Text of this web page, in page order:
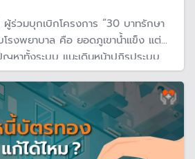
วมบุกเบิกโครงการ “30 บาทรักษา
รงพยาบาล คือ ยอดภูเขาน้ำแข็ง แต่
หาทั้งระบบ แนะเดินหน้าปฏิรูประบบ
เทศปิดจุดอ่อน “งบประมาณปลายปิด
พอ